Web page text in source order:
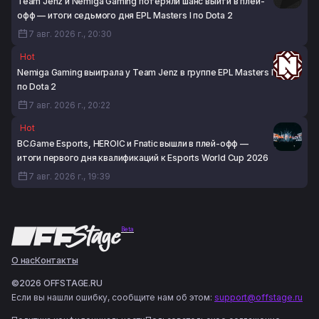
офф — итоги седьмого дня EPL Masters I по Dota 2
7 авг. 2026 г., 20:30
Hot
Nemiga Gaming выиграла у Team Jenz в группе EPL Masters I
по Dota 2
7 авг. 2026 г., 20:22
Hot
BC.Game Esports, HEROIC и Fnatic вышли в плей-офф —
итоги первого дня квалификаций к Esports World Cup 2026
7 авг. 2026 г., 19:39
Beta
О насКонтакты
©2026 OFFSTAGE.RU
Если вы нашли ошибку, сообщите нам об этом: support@offstage.ru